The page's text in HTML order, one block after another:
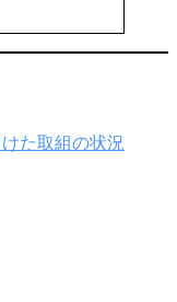
た取組の状況